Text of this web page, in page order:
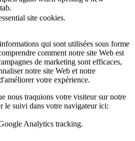
site cookies.
qui sont utilisées sous forme
comment notre site Web est
de marketing sont efficaces,
notre site Web et notre
votre expérience.
nous traquions votre visiteur sur notre
le suivi dans votre navigateur ici:
Analytics tracking.